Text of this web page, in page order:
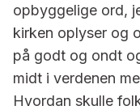
opbyggelige ord,
kirken oplyser og
på godt og ondt
midt i verdenen
Hvordan skulle